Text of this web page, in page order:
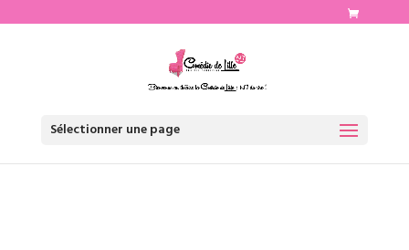
Sélectionner une page